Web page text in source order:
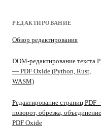
РЕДАКТИРОВАНИЕ
Обзор редактирования
DOM-редактирование текста
— PDF Oxide (Python, Rust,
WASM)
Редактирование страниц PDF
поворот, обрезка,
PDF Oxide